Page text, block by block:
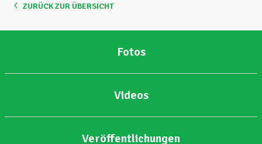
ZURÜCK ZUR ÜBERSICHT
Fotos
Videos
Veröffentlichungen